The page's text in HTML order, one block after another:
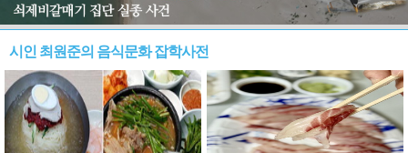
시인 최원준의 음식문화 잡학사전